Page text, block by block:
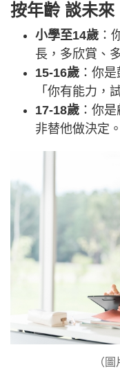
按年齡 談未來
小學至14歲 ：
長，多欣賞、
15-16歲 ：你
「你有能力，
17-18歲 ：你
非替他做決定。
（